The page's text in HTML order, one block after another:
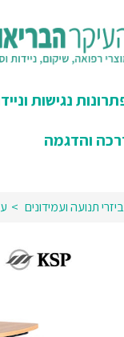
נגישות
והדגמה
תנועה ועמידונים